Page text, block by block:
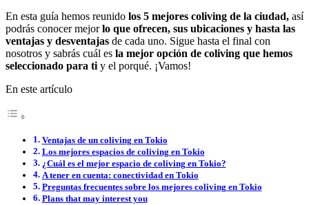
En esta guía hemos reunido los 5 mejores coliving de la ciudad, así
podrás conocer mejorlo que ofrecen, sus ubicaciones y hasta las
ventajas y desventajas de cada uno. Sigue hasta el final con
nosotros y sabrás cuál es la mejor opción de coliving que hemos
seleccionado para tiy el porqué. ¡Vamos!
En este artículo
Ventajas de un coliving en Tokio
Los mejores espacios de coliving en Tokio
¿Cuál es el mejor espacio de coliving en Tokio?
A tener en cuenta: conectividad en Tokio
Preguntas frecuentes sobre los mejores coliving en Tokio
Plans that may interest you